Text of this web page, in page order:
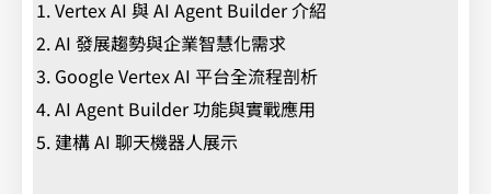
Vertex AI 與 AI Agent Builder 介紹
AI 發展趨勢與企業智慧化需求
Google Vertex AI 平台全流程剖析
AI Agent Builder 功能與實戰應用
建構 AI 聊天機器人展示